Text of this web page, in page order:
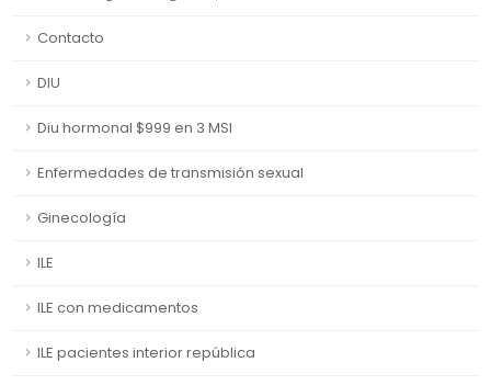
Contacto
DIU
Diu hormonal $999 en 3 MSI
Enfermedades de transmisión sexual
Ginecología
ILE
ILE con medicamentos
ILE pacientes interior república